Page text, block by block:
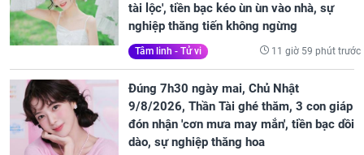
tài lộc', tiền bạc kéo ùn ùn vào nhà, sự
nghiệp thăng tiến không ngừng
Tâm linh - Tử vi 11 giờ 59 phút trước
Đúng 7h30 ngày mai, Chủ Nhật
9/8/2026, Thần Tài ghé thăm, 3 con giáp
đón nhận 'cơn mưa may mắn', tiền bạc dồi
dào, sự nghiệp thăng hoa